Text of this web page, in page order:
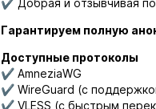
✔️ Добрая и отзывчивая
Гарантируем полную
Доступные протоколы
✔️ AmneziaWG
✔️ WireGuard (с
✔️ VLESS (с быстрым